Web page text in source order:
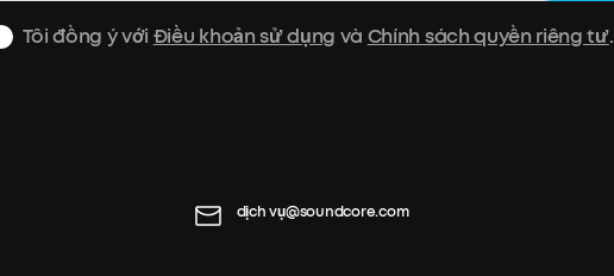
Tôi đồng ý với Điều khoản sử dụng và Chính sách quyền riêng tư.
dịch vụ@soundcore.com